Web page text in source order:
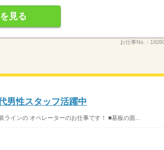
見る
お仕事No.：
男性スタッフ活躍中
インの オペレーターのお仕事です！ ■基板の面...